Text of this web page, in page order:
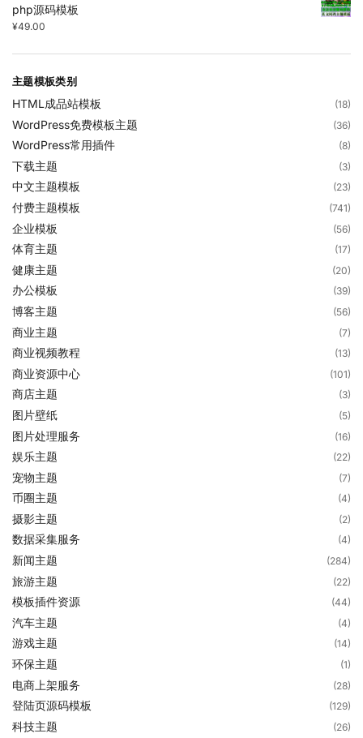
php源码模板
¥49.00
主题模板类别
HTML成品站模板 (18)
WordPress免费模板主题 (36)
WordPress常用插件 (8)
下载主题 (3)
中文主题模板 (23)
付费主题模板 (741)
企业模板 (56)
体育主题 (17)
健康主题 (20)
办公模板 (39)
博客主题 (56)
商业主题 (7)
商业视频教程 (13)
商业资源中心 (101)
商店主题 (3)
图片壁纸 (5)
图片处理服务 (16)
娱乐主题 (22)
宠物主题 (7)
币圈主题 (4)
摄影主题 (2)
数据采集服务 (4)
新闻主题 (284)
旅游主题 (22)
模板插件资源 (44)
汽车主题 (4)
游戏主题 (14)
环保主题 (1)
电商上架服务 (28)
登陆页源码模板 (129)
科技主题 (26)